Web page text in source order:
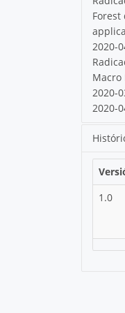
Forest
2020-
Macro
2020-
2020-
1.0